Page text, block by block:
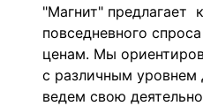
"Магнит" предлагает
повседневного
ценам. Мы
с различным уровнем
ведем свою